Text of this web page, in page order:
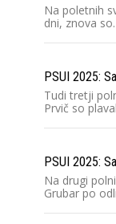
Na poletnih
dni, znova
PSUI 2025:
Tudi tretji
Prvič so
PSUI 2025:
Na drugi
Grubar po